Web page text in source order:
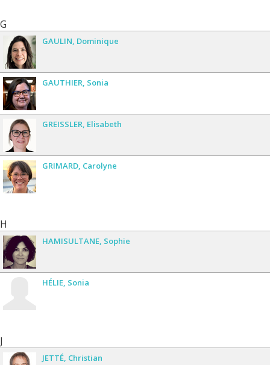
G
GAULIN Dominique
GAUTHIER Sonia
GREISSLER Elisabeth
GRIMARD Carolyne
H
HAMISULTANE Sophie
HÉLIE Sonia
J
JETTÉ Christian